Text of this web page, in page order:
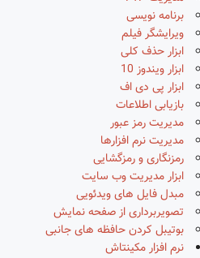
برنامه نویسی
ویرایشگر فیلم
ابزار حذف کلی
ابزار ویندوز 10
ابزار پی دی اف
بازیابی اطلاعات
مدیریت رمز عبور
مدیریت نرم افزارها
رمزنگاری و رمزگشایی
ابزار مدیریت وب سایت
مبدل فایل های ویدئویی
تصویربرداری از صفحه نمایش
بوتیبل کردن حافظه های جانبی
نرم افزار مکینتاش